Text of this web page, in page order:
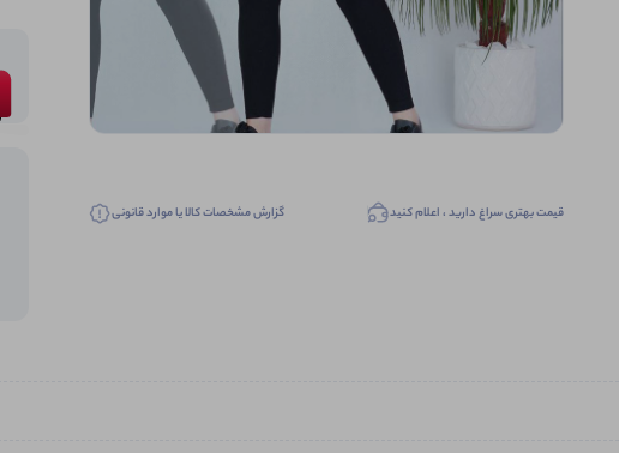
قیمت بهتری سراغ دارید ، اعلام کنید گزارش مشخصات کالا یا موارد قانونی